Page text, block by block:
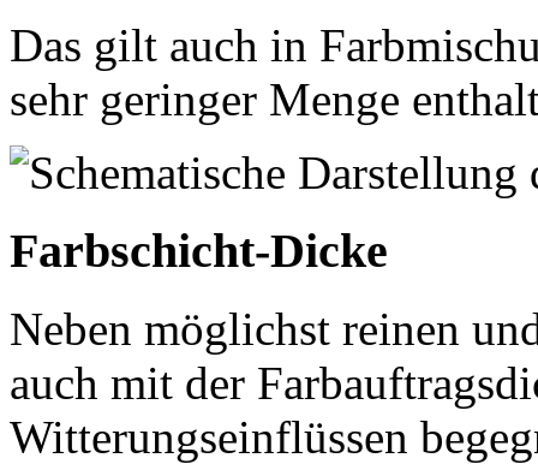
Das gilt auch in
sehr geringer Menge
Farbschicht-Dicke
Neben möglichst reinen
auch mit der
Witterungseinflüssen